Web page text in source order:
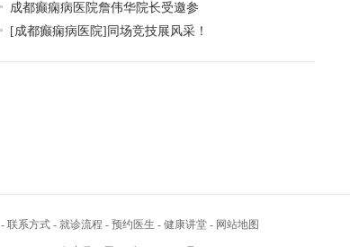
成都癫痫病医院詹伟华院长受邀参
[成都癫痫病医院]同场竞技展风采！
- 联系方式 - 就诊流程 - 预约医生 - 健康讲堂 - 网站地图